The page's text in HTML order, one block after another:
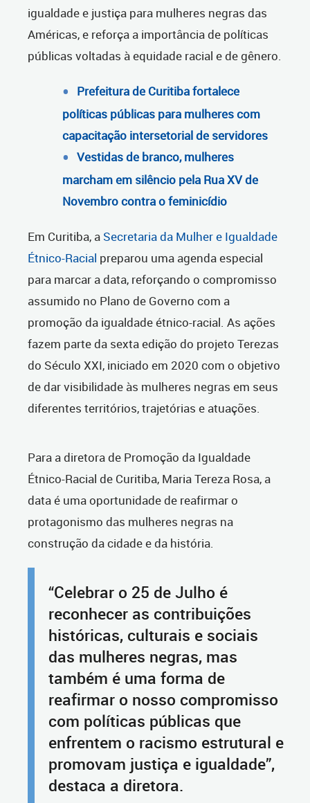
igualdade e justiça para mulheres negras das
Américas, e reforça a importância de políticas
públicas voltadas à equidade racial e de gênero.
Prefeitura de Curitiba fortalece
políticas públicas para mulheres com
capacitação intersetorial de servidores
Vestidas de branco, mulheres
marcham em silêncio pela Rua XV de
Novembro contra o feminicídio
Em Curitiba, a Secretaria da Mulher e Igualdade
Étnico-Racial preparou uma agenda especial
para marcar a data, reforçando o compromisso
assumido no Plano de Governo com a
promoção da igualdade étnico-racial. As ações
fazem parte da sexta edição do projeto Terezas
do Século XXI, iniciado em 2020 com o objetivo
de dar visibilidade às mulheres negras em seus
diferentes territórios, trajetórias e atuações.
Para a diretora de Promoção da Igualdade
Étnico-Racial de Curitiba, Maria Tereza Rosa, a
data é uma oportunidade de reafirmar o
protagonismo das mulheres negras na
construção da cidade e da história.
“Celebrar o 25 de Julho é
reconhecer as contribuições
históricas, culturais e sociais
das mulheres negras, mas
também é uma forma de
reafirmar o nosso compromisso
com políticas públicas que
enfrentem o racismo estrutural e
promovam justiça e igualdade”,
destaca a diretora.